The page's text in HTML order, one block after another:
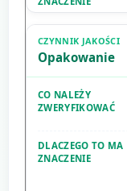
Opakowanie